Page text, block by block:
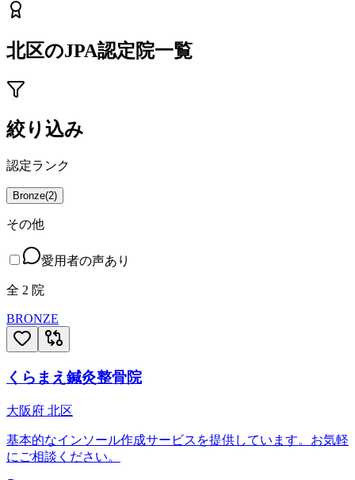
北区のJPA認定院一覧
絞り込み
認定ランク
Bronze(2)
その他
愛用者の声あり
全 2 院
BRONZE
くらまえ鍼灸整骨院
大阪府 北区
基本的なインソール作成サービスを提供しています。お気軽
にご相談ください。